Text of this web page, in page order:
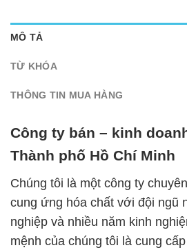
MÔ TẢ
TỪ KHÓA
THÔNG TIN MUA HÀNG
Công ty bán – kinh
Thành phố Hồ Chí Minh
Chúng tôi là một công ty
cung ứng hóa chất với đội ngũ
nghiệp và nhiều năm kinh
mệnh của chúng tôi là cung